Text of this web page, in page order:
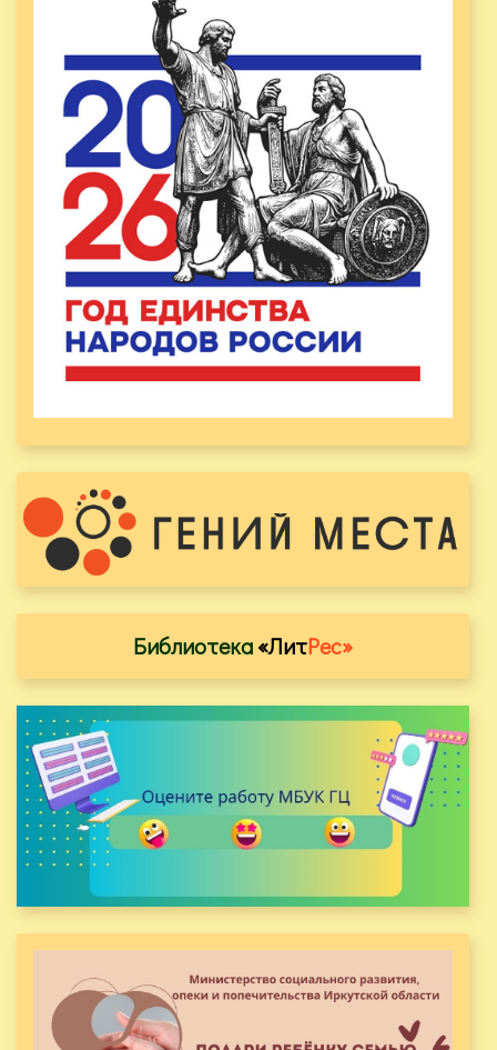
Библиотека«ЛитРес»